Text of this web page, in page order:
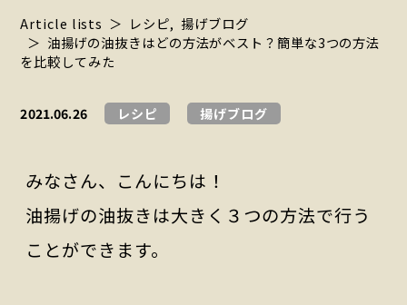
Article lists レシピ
揚げブログ
油揚げの油抜きはどの方法がベスト？簡単な3つの方法
を比較してみた
2021.06.26 レシピ 揚げブログ
みなさん、こんにちは！
油揚げの油抜きは大きく３つの方法で行う
ことができます。